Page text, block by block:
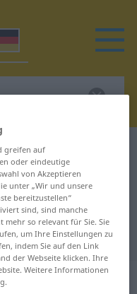
tzv.
greifen auf
oder eindeutige
von Akzeptieren
unter „Wir und unsere
bereitzustellen“
sind, sind manche
mehr so relevant für Sie. Sie
um Ihre Einstellungen zu
indem Sie auf den Link
der Webseite klicken. Ihre
Weitere Informationen